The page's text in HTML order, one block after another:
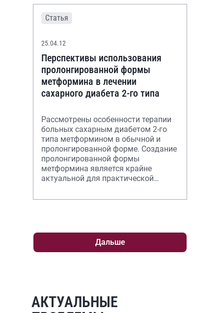
Статья
25.04.12
Перспективы использования
пролонгированной формы
метформина в лечении
сахарного диабета 2-го типа
Рассмотрены особенности терапии
больных сахарным диабетом 2-го
типа метформином в обычной и
пролонгированной форме. Создание
пролонгированной формы
метформина является крайне
актуальной для практической
вехой в истории пре
Дальше
АКТУАЛЬНЫЕ